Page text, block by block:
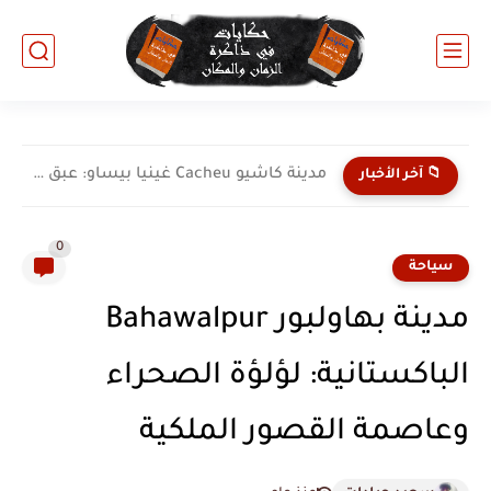
📁 آخر الأخبار مدينة كاشيو Cacheu غينيا بيساو: عبق التاريخ الساحلي وتراث...
سياحة
0
مدينة بهاولبور Bahawalpur
الباكستانية: لؤلؤة الصحراء
وعاصمة القصور الملكية